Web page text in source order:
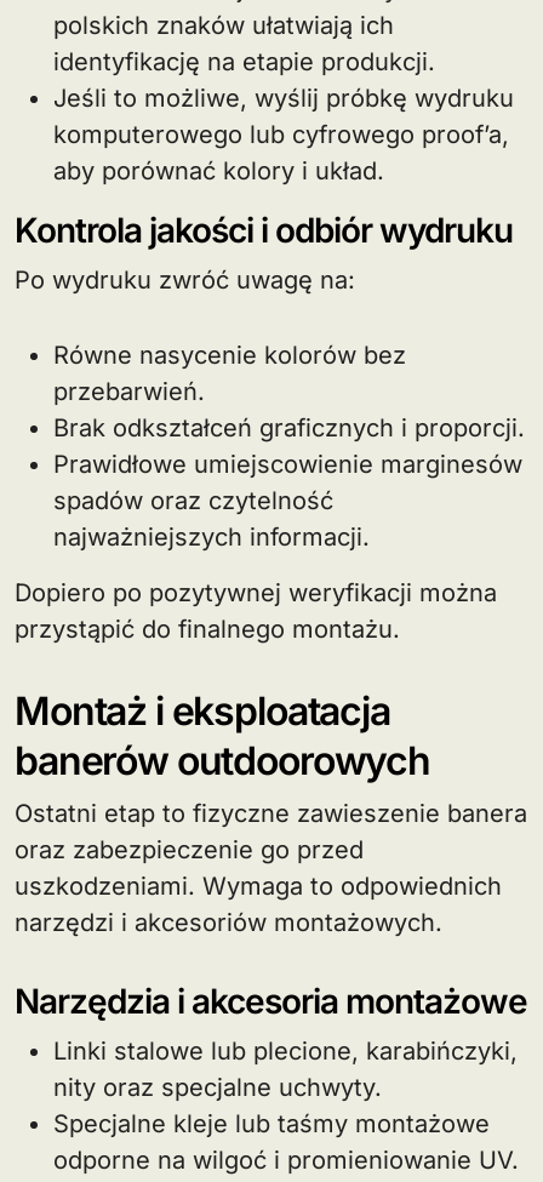
polskich znaków ułatwiają ich
identyfikację na etapie produkcji.
Jeśli to możliwe, wyślij próbkę wydruku
komputerowego lub cyfrowego proof’a,
aby porównać kolory i układ.
Kontrola jakości i odbiór wydruku
Po wydruku zwróć uwagę na:
Równe nasycenie kolorów bez
przebarwień.
Brak odkształceń graficznych i proporcji.
Prawidłowe umiejscowienie marginesów
spadów oraz czytelność
najważniejszych informacji.
Dopiero po pozytywnej weryfikacji można
przystąpić do finalnego montażu.
Montaż i eksploatacja
banerów outdoorowych
Ostatni etap to fizyczne zawieszenie banera
oraz zabezpieczenie go przed
uszkodzeniami. Wymaga to odpowiednich
narzędzi i akcesoriów montażowych.
Narzędzia i akcesoria montażowe
Linki stalowe lub plecione, karabińczyki,
nity oraz specjalne uchwyty.
Specjalne kleje lub taśmy montażowe
odporne na wilgoć i promieniowanie UV.